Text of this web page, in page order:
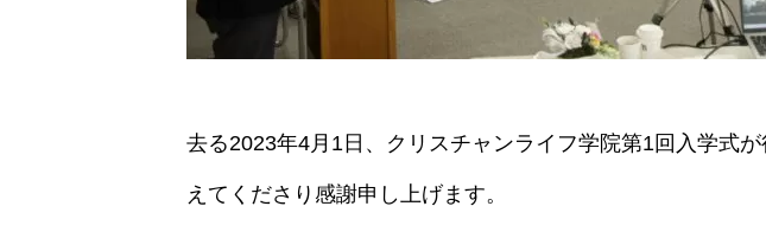
去る2023年4月1日、クリスチャンライフ学院第1回入学式
えてくださり感謝申し上げます。